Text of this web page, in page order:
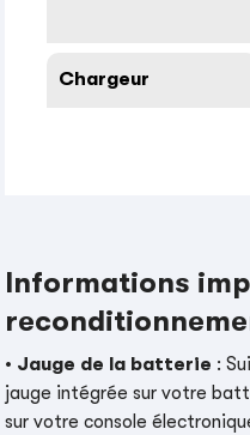
Chargeur
Informations
• Jauge de la batterie :
jauge intégrée sur votre
sur votre console